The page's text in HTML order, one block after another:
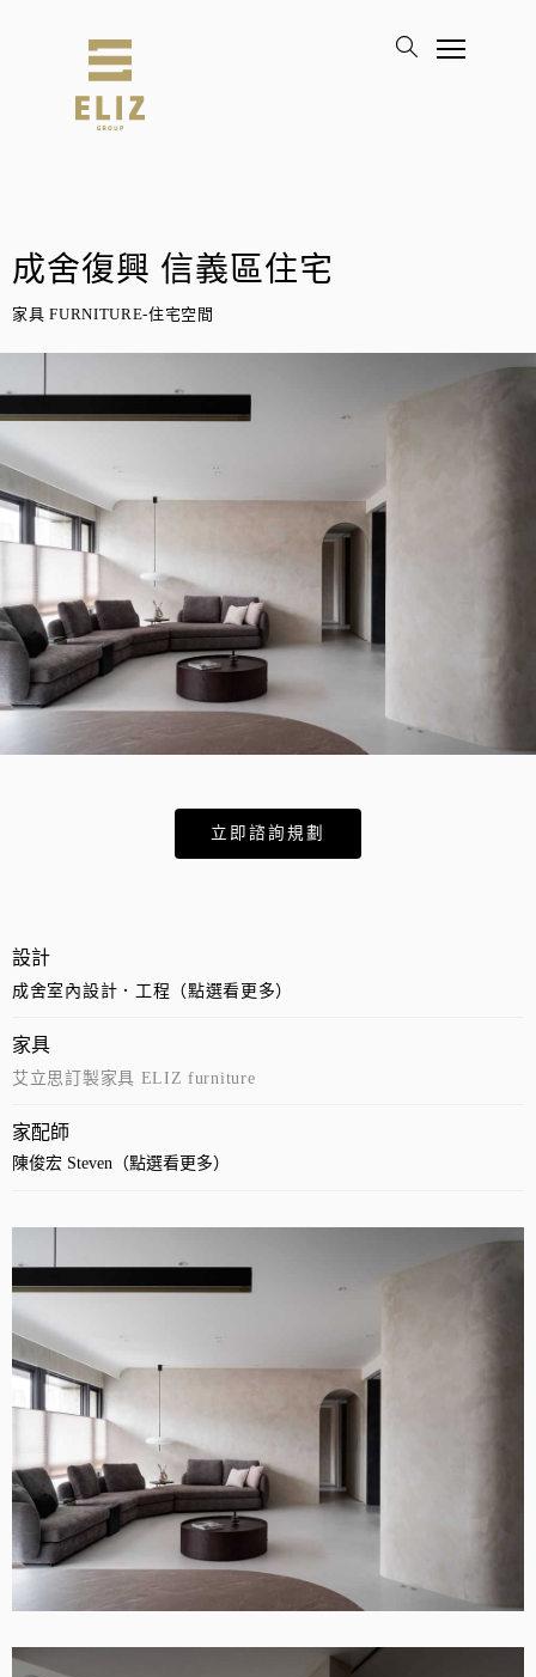
成舍復興 信義區住宅
家具 FURNITURE-住宅空間
立即諮詢規劃
設計
成舍室內設計．工程（點選看更多）
家具
艾立思訂製家具 ELIZ furniture
家配師
陳俊宏 Steven（點選看更多）